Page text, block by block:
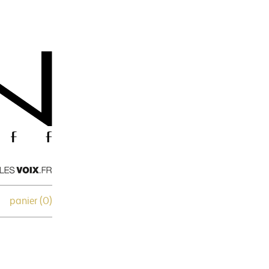
panier (0)